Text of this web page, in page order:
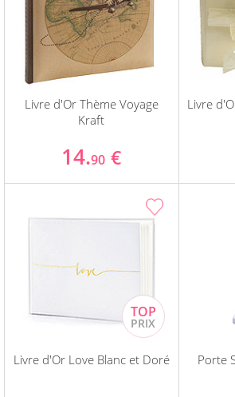
Livre d'Or Thème Voyage
Kraft
14.90 €
Livre
Livre d'Or Love Blanc et Doré
Porte